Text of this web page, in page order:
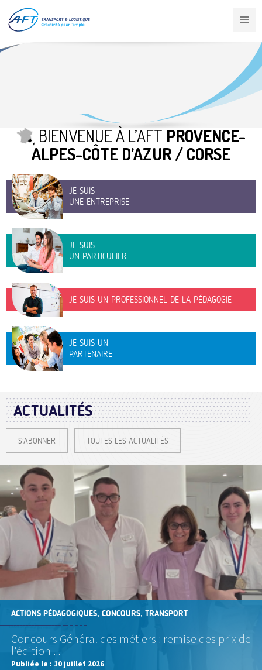
contenu
principal
BIENVENUE À L’AFT PROVENCE-
ALPES-CÔTE D’AZUR / CORSE
JE SUIS
UNE ENTREPRISE
JE SUIS
UN PARTICULIER
JE SUIS UN PROFESSIONNEL DE LA PÉDAGOGIE
JE SUIS UN
PARTENAIRE
ACTUALITÉS
S'ABONNER TOUTES LES ACTUALITÉS
ACTIONS PÉDAGOGIQUES, CONCOURS, TRANSPORT
Concours Général des métiers : remise des prix de
l'édition ...
Publiée le : 10 juillet 2026